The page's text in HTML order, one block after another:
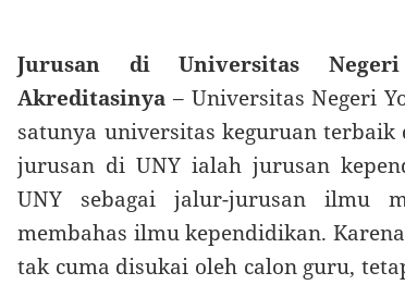
Jurusan di Universitas
Akreditasinya – Universitas Negeri
satunya universitas keguruan
jurusan di UNY ialah jurusan
UNY sebagai jalur-jurusan ilmu
membahas ilmu kependidikan.
tak cuma disukai oleh calon guru,